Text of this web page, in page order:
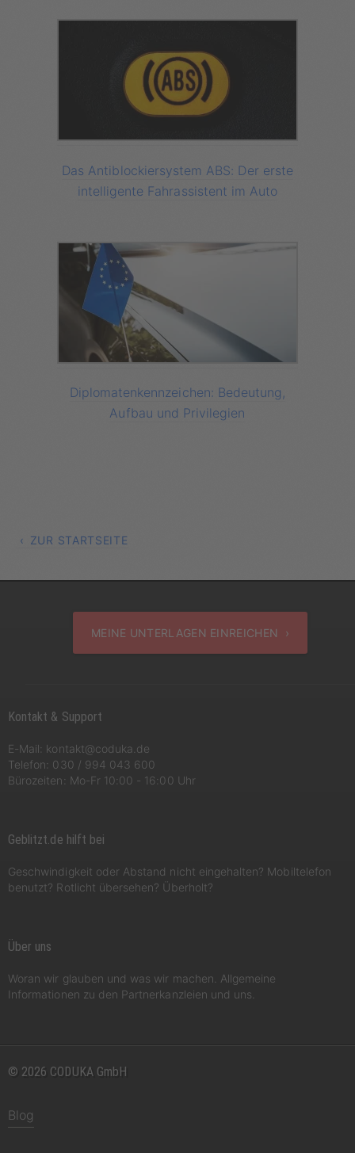
Das Antiblockiersystem ABS: Der erste
intelligente Fahrassistent im Auto
Diplomatenkennzeichen: Bedeutung,
Aufbau und Privilegien
ZUR STARTSEITE
MEINE UNTERLAGEN EINREICHEN ›
Kontakt & Support
E-Mail: kontakt@coduka.de
Telefon: 030 / 994 043 600
Bürozeiten: Mo-Fr 10:00 - 16:00 Uhr
Geblitzt.de hilft bei
Geschwindigkeit oder Abstand nicht eingehalten? Mobiltelefon
benutzt? Rotlicht übersehen? Überholt?
Über uns
Woran wir glauben und was wir machen. Allgemeine
Informationen zu den Partnerkanzleien und uns.
© 2026 CODUKA GmbH
Blog